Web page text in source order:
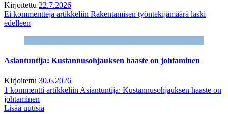
Kirjoitettu 22.7.2026
Ei kommentteja artikkeliin Rakentamisen työntekijämäärä laski
edelleen
Asiantuntija: Kustannusohjauksen haaste on johtaminen
Kirjoitettu 30.6.2026
1 kommentti artikkeliin Asiantuntija: Kustannusohjauksen haaste on
johtaminen
Lisää uutisia